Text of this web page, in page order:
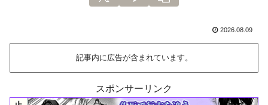
2026.08.09
記事内に広告が含まれています。
スポンサーリンク